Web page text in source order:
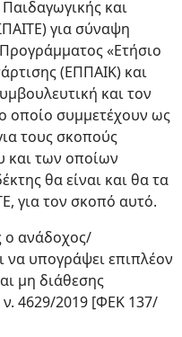
και
για σύναψη
«Ετήσιο
(ΕΠΠΑΙΚ) και
και τον
οποίο συμμετέχουν ως
τους σκοπούς
και των οποίων
θα είναι και θα τα
για τον σκοπό αυτό.
ο ανάδοχος/
υπογράψει επιπλέον
μη διάθεσης
4629/2019 [ΦΕΚ 137/